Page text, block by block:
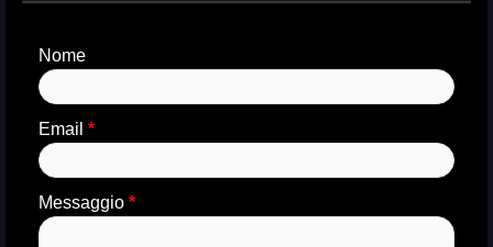
Nome
Email *
Messaggio *